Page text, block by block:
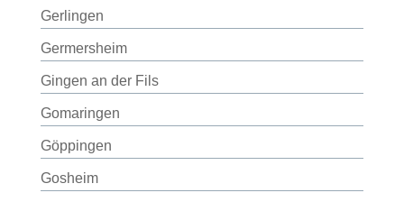
Gerlingen
Germersheim
Gingen an der Fils
Gomaringen
Göppingen
Gosheim